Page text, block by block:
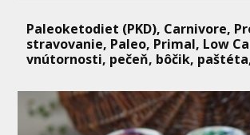
Paleoketodiet (PKD), Carnivore,
stravovanie, Paleo, Primal, Low
vnútornosti, pečeň, bôčik,